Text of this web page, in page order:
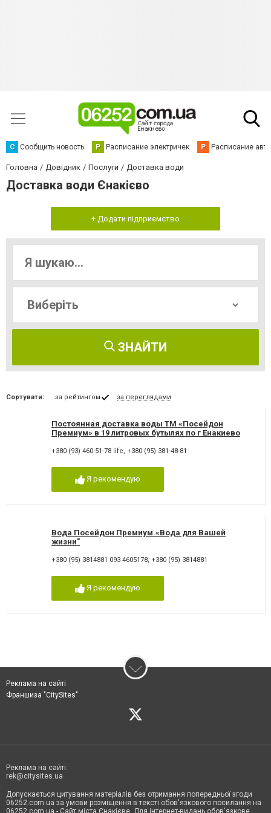
С Сообщить новость Р Расписание электричек Р Расписание
Головна Довідник Послуги Доставка води
Доставка води Єнакієво
+ Додати підприємство
ЗНАЙТИ
Сортувати: за рейтингом за переглядами
Постоянная доставка воды ТМ «Посейдон
Премиум» в 19 литровых бутылях по г Енакиево
+380 (93) 460-51-78 life, +380 (95) 381-48-81
Я рекомендую
Вода Посейдон Премиум.«Вода для Вашей
жизни"
+380 (95) 3814881 093 4605178, +380 (95) 3814881
Я рекомендую
Реклама на сайті
Франшиза "CitySites"
Реклама на сайті:
rek@citysites.ua
Допускається цитування матеріалів без отримання попередньої згоди
06252.com.ua за умови розміщення в тексті обов'язкового посилання на
06252.com.ua - Сайт міста Єнакієве. Для інтернет-видань обов'язкове